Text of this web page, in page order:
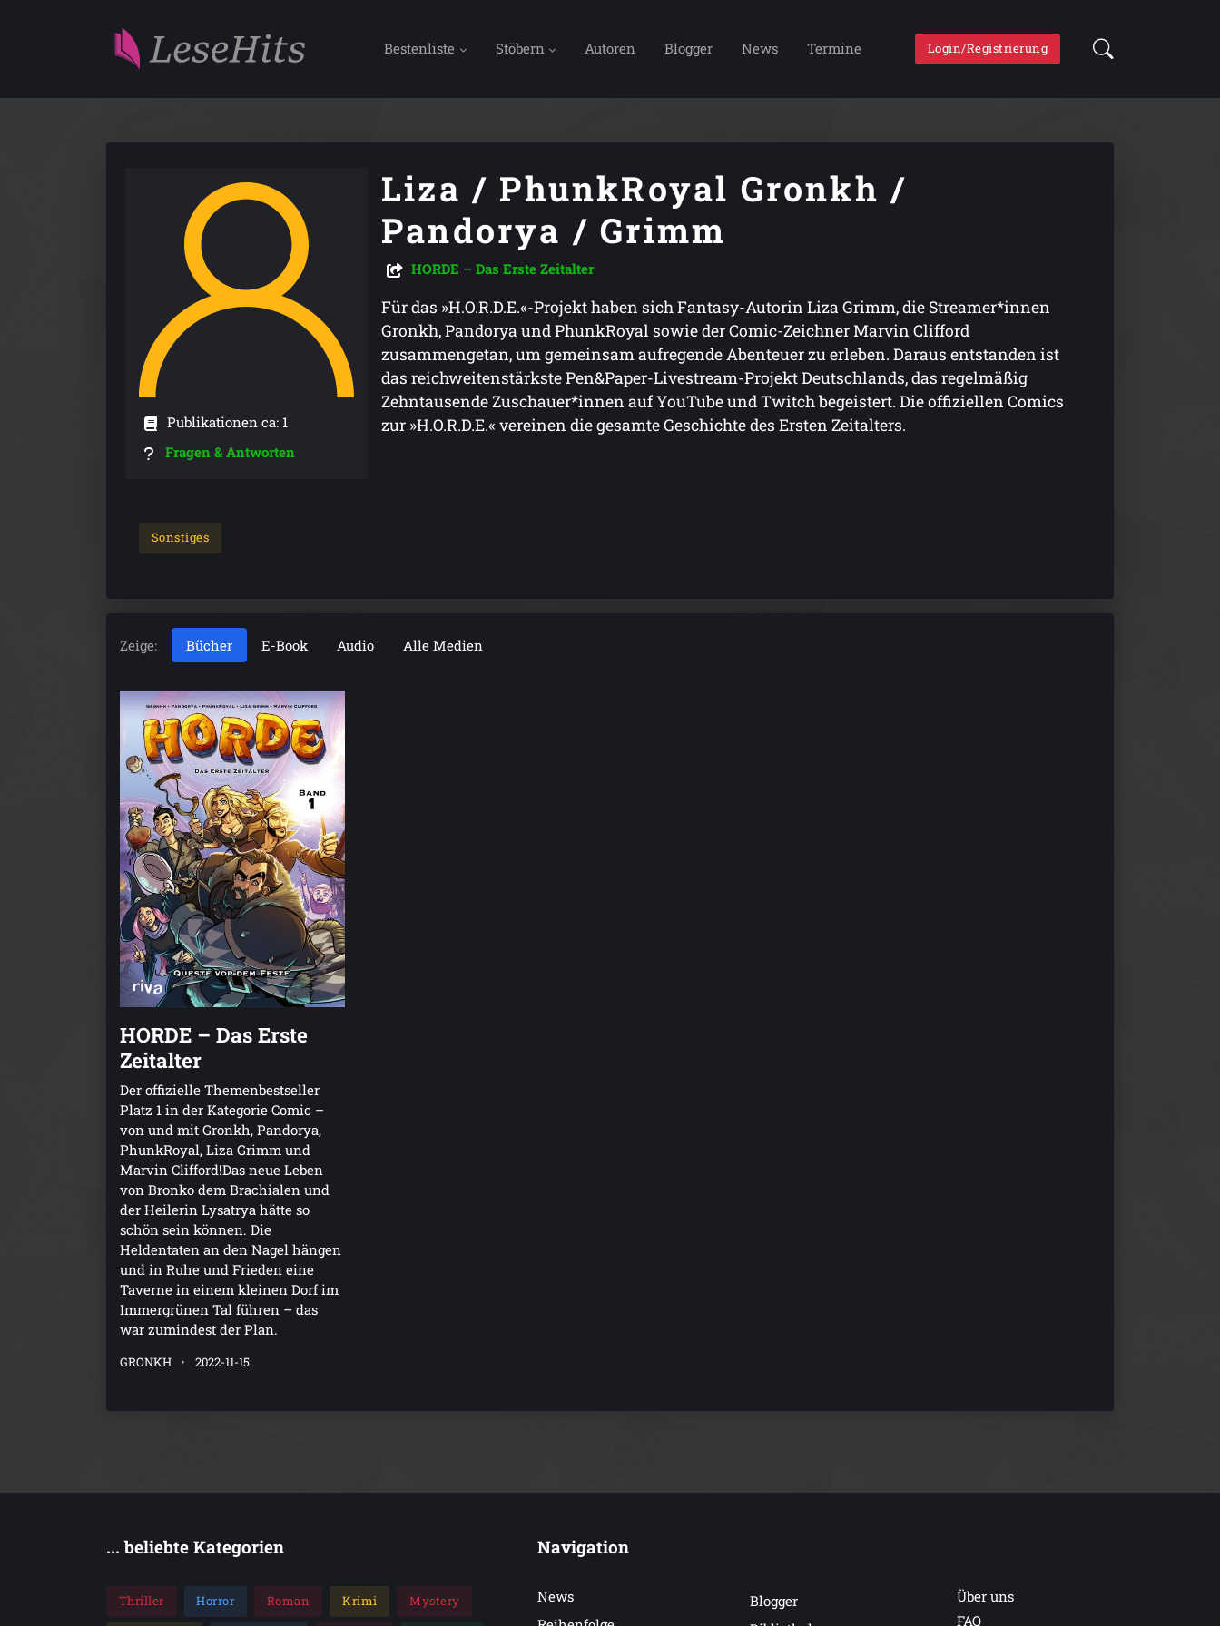
Bestenliste Stöbern Autoren Blogger News Termine Login/Registrierung
Publikationen ca: 1
Fragen & Antworten
Liza / PhunkRoyal Gronkh /
Pandorya / Grimm
HORDE – Das Erste Zeitalter
Für das »H.O.R.D.E.«-Projekt haben sich Fantasy-Autorin Liza Grimm, die Streamer*innen
Gronkh, Pandorya und PhunkRoyal sowie der Comic-Zeichner Marvin Clifford
zusammengetan, um gemeinsam aufregende Abenteuer zu erleben. Daraus entstanden ist
das reichweitenstärkste Pen&Paper-Livestream-Projekt Deutschlands, das regelmäßig
Zehntausende Zuschauer*innen auf YouTube und Twitch begeistert. Die offiziellen Comics
zur »H.O.R.D.E.« vereinen die gesamte Geschichte des Ersten Zeitalters.
Sonstiges
Zeige: Bücher E-Book Audio Alle Medien
HORDE – Das Erste
Zeitalter
Der offizielle Themenbestseller
Platz 1 in der Kategorie Comic –
von und mit Gronkh, Pandorya,
PhunkRoyal, Liza Grimm und
Marvin Clifford!Das neue Leben
von Bronko dem Brachialen und
der Heilerin Lysatrya hätte so
schön sein können. Die
Heldentaten an den Nagel hängen
und in Ruhe und Frieden eine
Taverne in einem kleinen Dorf im
Immergrünen Tal führen – das
war zumindest der Plan.
GRONKH 2022-11-15
... beliebte Kategorien
Thriller Horror Roman Krimi Mystery
Navigation
News
Blogger
Über uns
FAQ